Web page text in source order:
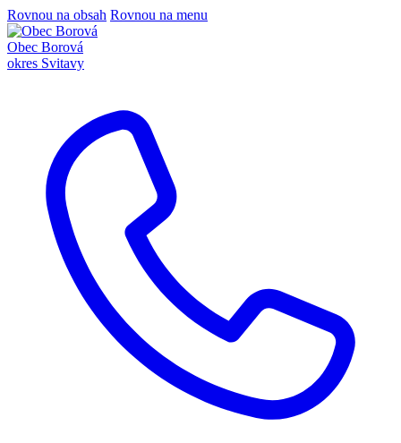
Rovnou na obsah Rovnou na menu
Obec Borová
okres Svitavy